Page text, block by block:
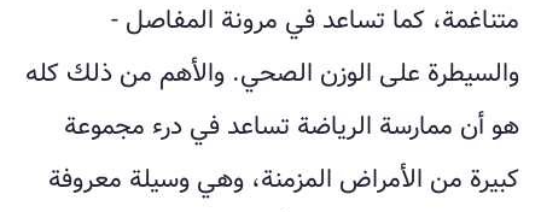
متناغمة، كما تساعد في مرونة المفاصل -
والسيطرة على الوزن الصحي. والأهم من ذلك كله
هو أن ممارسة الرياضة تساعد في درء مجموعة
كبيرة من الأمراض المزمنة، وهي وسيلة معروفة